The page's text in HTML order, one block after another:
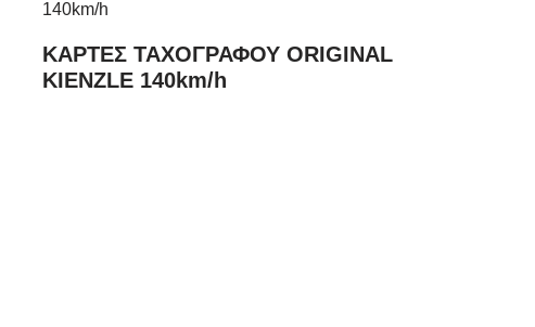
ΚΑΡΤΕΣ ΤΑΧΟΓΡΑΦΟΥ ORIGINAL
KIENZLE 140km/h